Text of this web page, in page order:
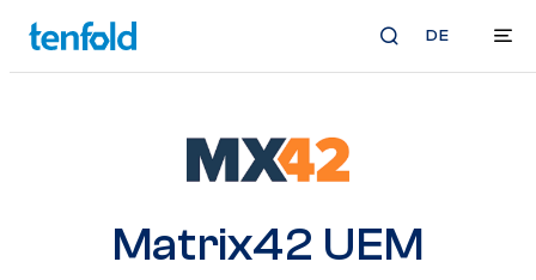
DE
Matrix42 UEM